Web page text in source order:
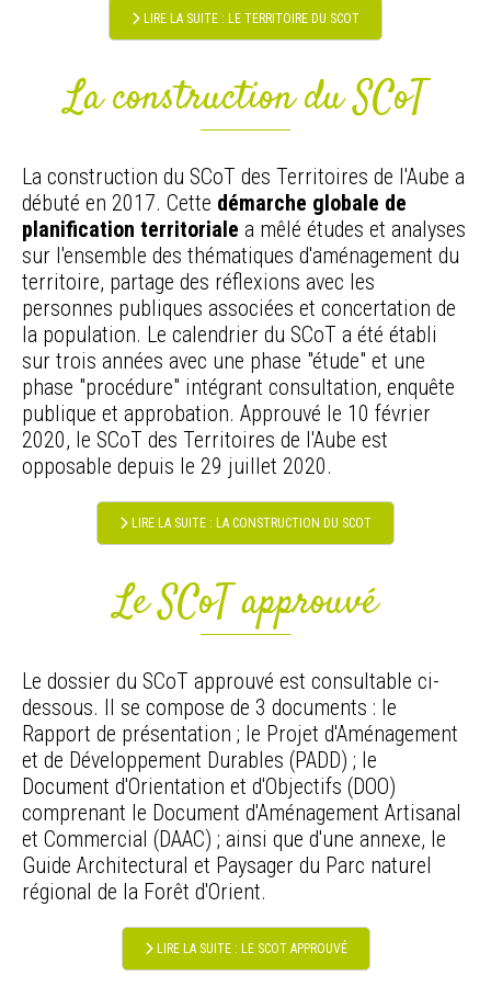
LIRE LA SUITE : LE TERRITOIRE DU SCOT
La construction du SCoT
La construction du SCoT des Territoires de l'Aube a
débuté en 2017. Cette démarche globale de
planification territoriale a mêlé études et analyses
sur l'ensemble des thématiques d'aménagement du
territoire, partage des réflexions avec les
personnes publiques associées et concertation de
la population. Le calendrier du SCoT a été établi
sur trois années avec une phase "étude" et une
phase "procédure" intégrant consultation, enquête
publique et approbation. Approuvé le 10 février
2020, le SCoT des Territoires de l'Aube est
opposable depuis le 29 juillet 2020.
LIRE LA SUITE : LA CONSTRUCTION DU SCOT
Le SCoT approuvé
Le dossier du SCoT approuvé est consultable ci-
dessous. Il se compose de 3 documents : le
Rapport de présentation ; le Projet d'Aménagement
et de Développement Durables (PADD) ; le
Document d'Orientation et d'Objectifs (DOO)
comprenant le Document d'Aménagement Artisanal
et Commercial (DAAC) ; ainsi que d'une annexe, le
Guide Architectural et Paysager du Parc naturel
régional de la Forêt d'Orient.
LIRE LA SUITE : LE SCOT APPROUVÉ